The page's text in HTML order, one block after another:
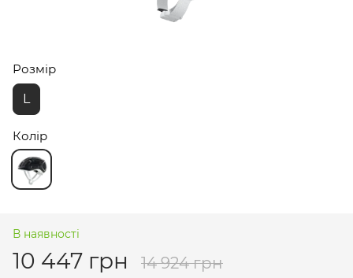
Розмір
L
Колір
В наявності
10 447 грн 14 924 грн